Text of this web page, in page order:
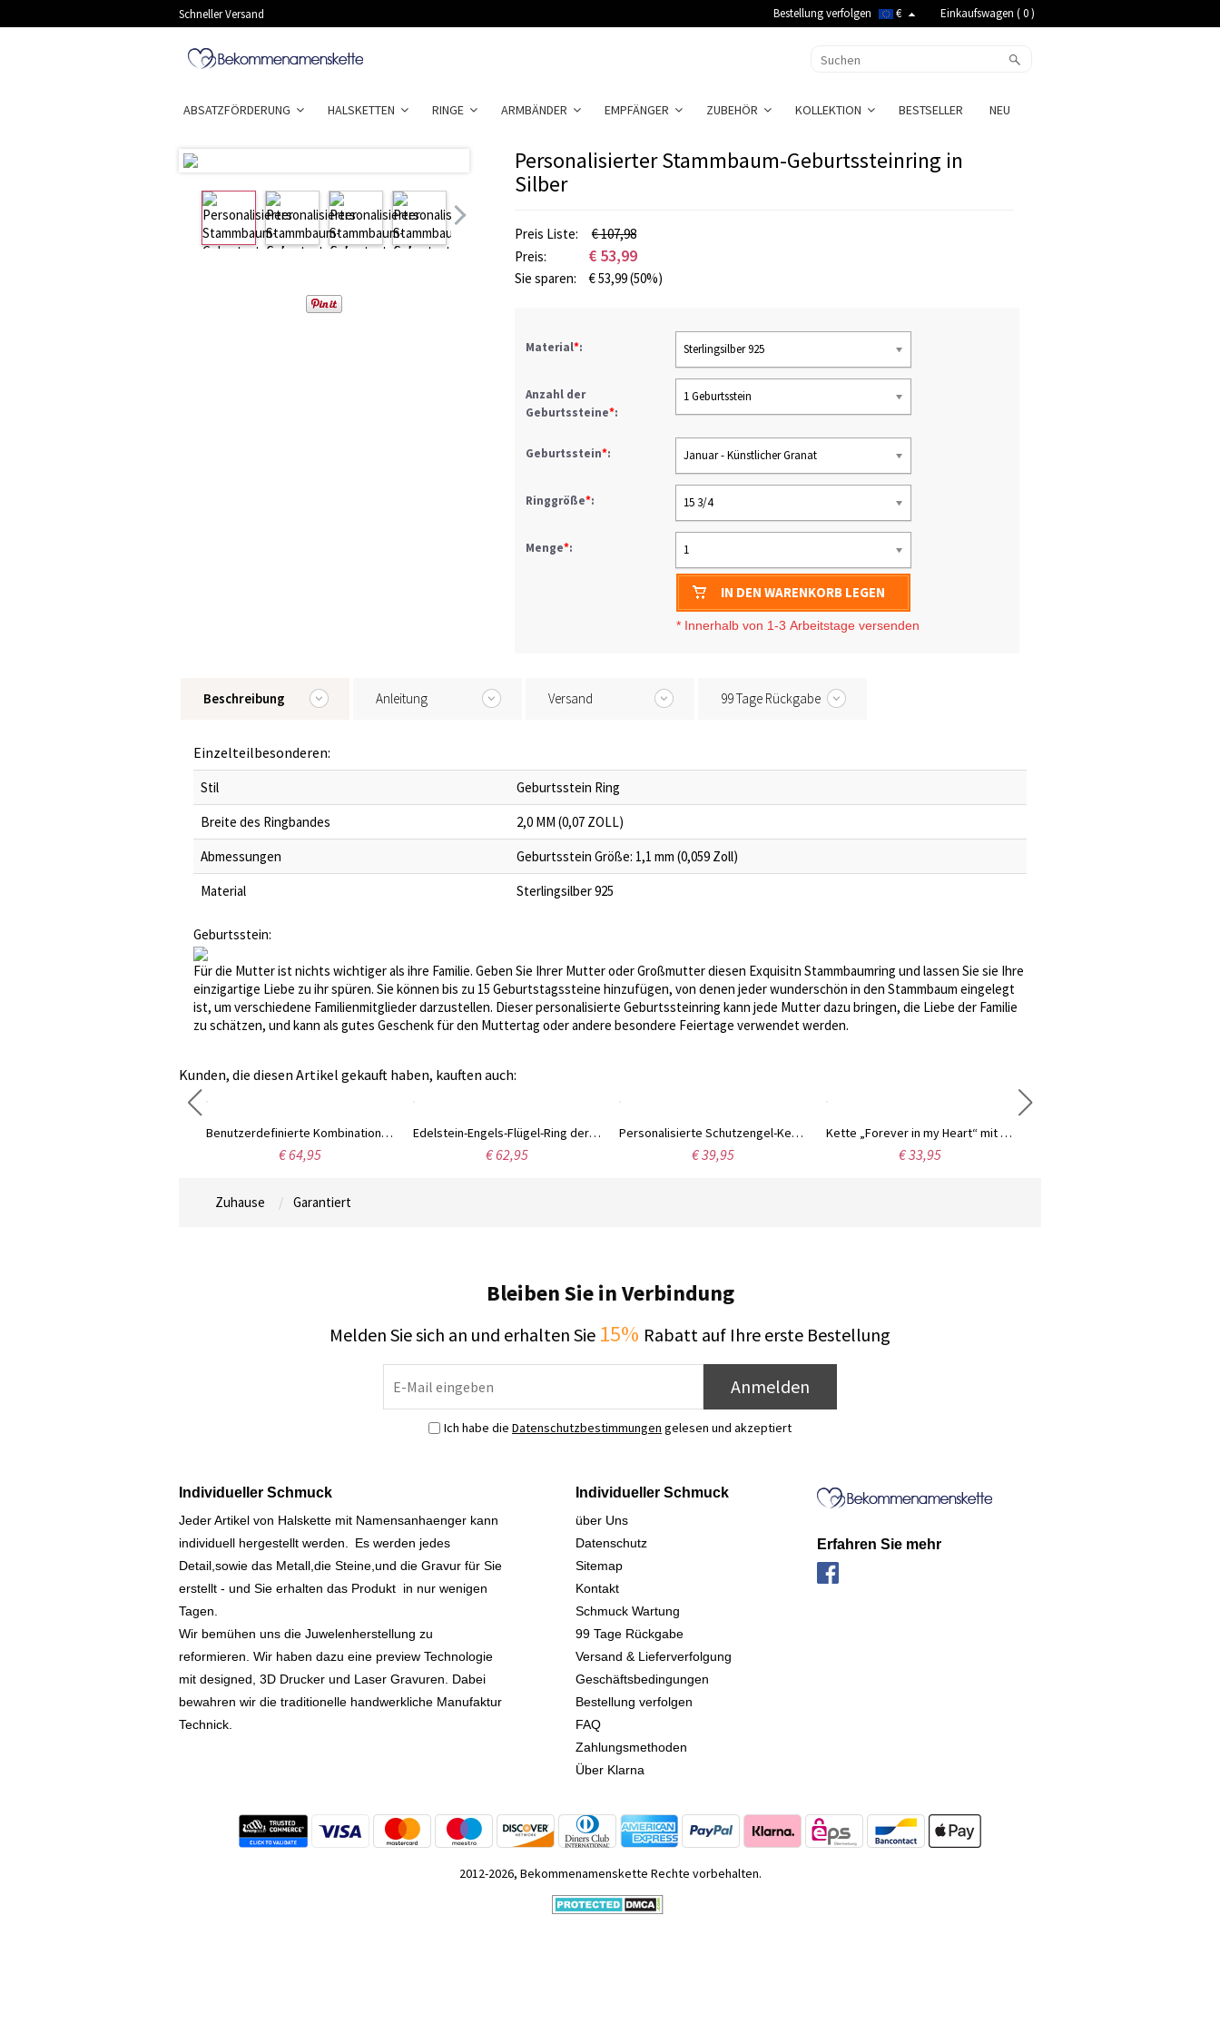
Schneller Versand Bestellung verfolgen € Einkaufswagen (0)
ABSATZFÖRDERUNG HALSKETTEN RINGE ARMBÄNDER EMPFÄNGER ZUBEHÖR KOLLEKTION BESTSELLER NEU
Personalisierter Stammbaum-Geburtssteinring in
Silber
Preis Liste:
€ 107,98
Preis:
€ 53,99
Sie sparen: €53,99(50%)
Material*: Sterlingsilber 925
Anzahl der
Geburtssteine*:
1 Geburtsstein
Geburtsstein*: Januar - Künstlicher Granat
Ringgröße*: 15 3/4
Menge*: 1
IN DEN WARENKORB LEGEN
* Innerhalb von 1-3 Arbeitstage versenden
Beschreibung Anleitung Versand 99 Tage Rückgabe
Einzelteilbesonderen:
Stil
Geburtsstein Ring
Breite des Ringbandes
2,0 MM (0,07 ZOLL)
Abmessungen
Geburtsstein Größe: 1,1 mm (0,059 Zoll)
Material
Sterlingsilber 925
Geburtsstein:
Für die Mutter ist nichts wichtiger als ihre Familie. Geben Sie Ihrer Mutter oder Großmutter diesen Exquisitn Stammbaumring und lassen Sie sie Ihre
einzigartige Liebe zu ihr spüren. Sie können bis zu 15 Geburtstagssteine hinzufügen, von denen jeder wunderschön in den Stammbaum eingelegt
ist, um verschiedene Familienmitglieder darzustellen. Dieser personalisierte Geburtssteinring kann jede Mutter dazu bringen, die Liebe der Familie
zu schätzen, und kann als gutes Geschenk für den Muttertag oder andere besondere Feiertage verwendet werden.
Kunden, die diesen Artikel gekauft haben, kauften auch:
Benutzerdefinierte Kombination Knoten Geburtsstein Ring mit Cubic Zirkonia
€ 64,95
Edelstein-Engels-Flügel-Ring der Frauen besonders angefertigt
€ 62,95
Personalisierte Schutzengel-Kette mit Urne für Asche in Edelstahl
€ 39,95
Kette „Forever in my Heart“ mit Urne für Asche in Edelstahl
€ 33,95
Zuhause Garantiert
Bleiben Sie in Verbindung
Melden Sie sich an und erhalten Sie 15% Rabatt auf Ihre erste Bestellung
Anmelden
Ich habe die Datenschutzbestimmungen gelesen und akzeptiert
Individueller Schmuck
Jeder Artikel von Halskette mit Namensanhaenger kann
individuell hergestellt werden.
Es werden jedes
Detail,sowie das Metall,die Steine,und die Gravur für Sie
erstellt - und Sie erhalten das Produkt in nur wenigen
Tagen.
Wir bemühen uns die Juwelenherstellung zu
reformieren. Wir haben dazu eine preview Technologie
mit designed, 3D Drucker und Laser Gravuren. Dabei
bewahren wir die traditionelle handwerkliche Manufaktur
Technick.
Individueller Schmuck
über Uns
Datenschutz
Sitemap
Kontakt
Schmuck Wartung
99 Tage Rückgabe
Versand & Lieferverfolgung
Geschäftsbedingungen
Bestellung verfolgen
FAQ
Zahlungsmethoden
Über Klarna
Erfahren Sie mehr
2012-2026, Bekommenamenskette Rechte vorbehalten.